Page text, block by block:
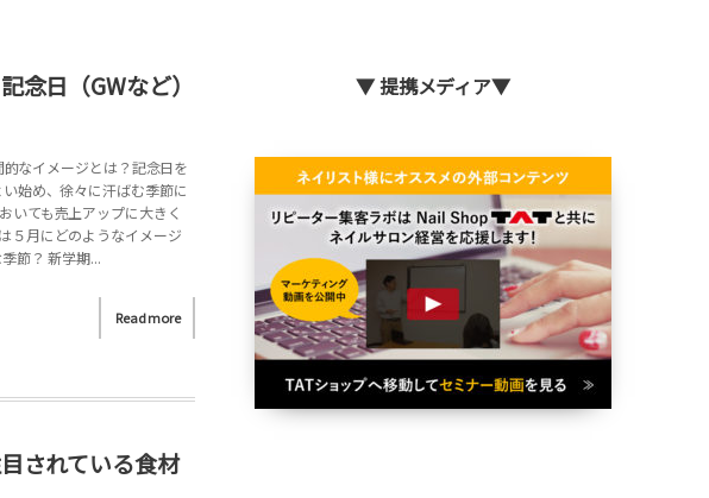
念日（GWなど）
なイメージとは？記念日を
始め、徐々に汗ばむ季節に
いても売上アップに大きく
５月にどのようなイメージ
節？ 新学期...
Read more
されている食材
▼ 提携メディア▼